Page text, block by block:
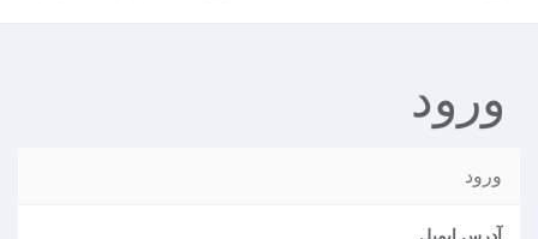
ناوبری
ورود
ورود